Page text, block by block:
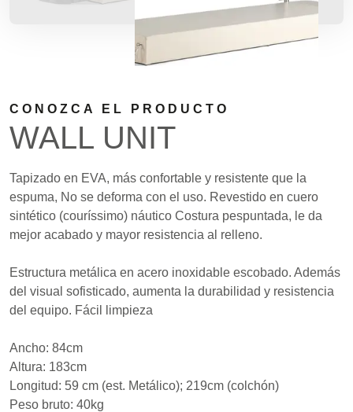
CONOZCA EL PRODUCTO
WALL UNIT
Tapizado en EVA, más confortable y resistente que la
espuma, No se deforma con el uso. Revestido en cuero
sintético (couríssimo) náutico Costura pespuntada, le da
mejor acabado y mayor resistencia al relleno.
Estructura metálica en acero inoxidable escobado. Además
del visual sofisticado, aumenta la durabilidad y resistencia
del equipo. Fácil limpieza
Ancho: 84cm
Altura: 183cm
Longitud: 59 cm (est. Metálico); 219cm (colchón)
Peso bruto: 40kg